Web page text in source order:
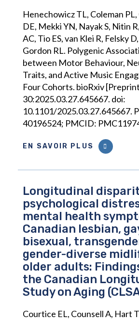
Henechowicz TL, Coleman
DE, Mekki YN, Nayak S, Nitin
AC, Tio ES, van Klei R, Felsky
Gordon RL. Polygenic
between Motor Behaviour,
Traits, and Active Music
Four Cohorts. bioRxiv
30:2025.03.27.645667. doi:
10.1101/2025.03.27.645667.
40196524; PMCID:
EN SAVOIR PLUS
Longitudinal
psychological
mental health
Canadian lesbian,
bisexual,
gender-diverse
older adults:
the Canadian
Study on Aging
Courtice EL, Counsell A, Hart